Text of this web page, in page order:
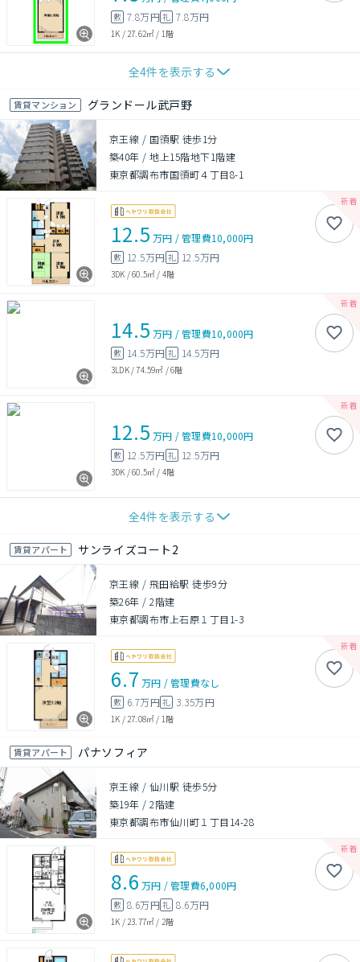
敷 7.8万円礼 7.8万円
1K /27.62㎡ / 1階
全4件を表示する
賃貸マンション グランドール武戸野
京王線 / 国領駅 徒歩1分
築40年 /地上15階地下1階建
東京都調布市国領町４丁目8-1
12.5 万円 /管理費10,000円
敷 12.5万円 礼 12.5万円
3DK /60.5㎡ / 4階
14.5 万円 /管理費10,000円
敷 14.5万円 礼 14.5万円
3LDK/74.59㎡ /6階
12.5 万円 /管理費10,000円
敷 12.5万円 礼 12.5万円
3DK /60.5㎡ / 4階
全4件を表示する
賃貸アパート サンライズコート2
京王線 / 飛田給駅 徒歩9分
築26年 /2階建
東京都調布市上石原１丁目1-3
6.7 万円 /管理費なし
敷 6.7万円礼 3.35万円
1K /27.08㎡ / 1階
賃貸アパート パナソフィア
京王線 / 仙川駅 徒歩5分
築19年 /2階建
東京都調布市仙川町１丁目14-28
8.6 万円 /管理費6,000円
敷 8.6万円礼 8.6万円
1K /23.77㎡ / 2階